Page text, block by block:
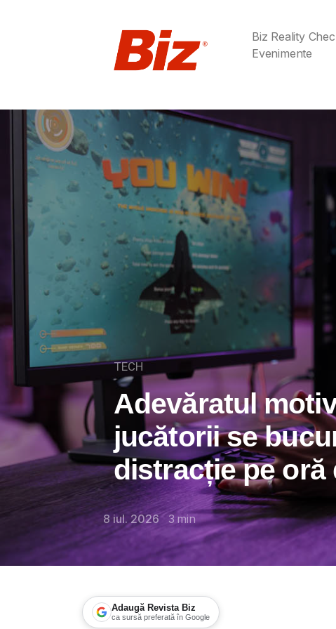
Biz Reality
Evenimente
TECH
Adevăratul
jucătorii se
distracție pe
8 iul. 2026 3 min
Adaugă Revista Biz
ca sursă preferată în Google